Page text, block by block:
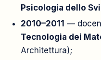
Psicologia dello
2010–2011 —
Tecnologia dei
Architettura);